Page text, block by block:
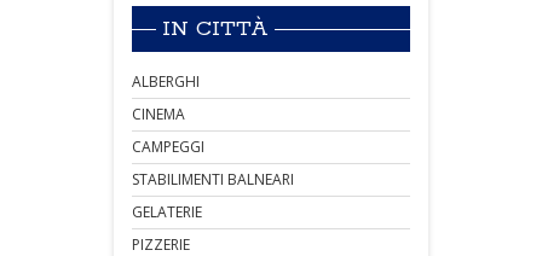
IN CITTÀ
ALBERGHI
CINEMA
CAMPEGGI
STABILIMENTI BALNEARI
GELATERIE
PIZZERIE